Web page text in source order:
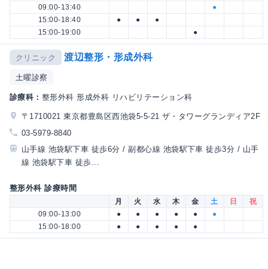
09:00-13:40
●
15:00-18:40
● ●
●
15:00-19:00
●
クリニック 渡辺整形・形成外科
土曜診察
診療科： 整形外科 形成外科 リハビリテーション科
〒1710021 東京都豊島区西池袋5-5-21 ザ・タワーグランディア2F
03-5979-8840
山手線 池袋駅下車 徒歩6分 / 副都心線 池袋駅下車 徒歩3分 / 山手
線 池袋駅下車 徒歩...
整形外科 診療時間
月 火 水 木 金 土 日
祝
09:00-13:00
● ● ● ● ●
●
15:00-18:00
● ● ● ● ●